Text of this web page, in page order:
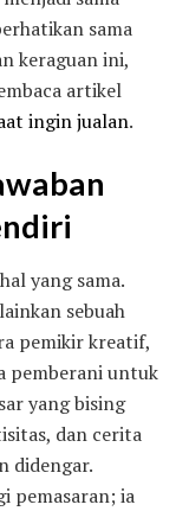
sama
keraguan ini,
artikel
ingin jualan.
yang sama.
sebuah
pemikir kreatif,
pemberani untuk
yang bising
dan cerita
didengar.
pemasaran; ia